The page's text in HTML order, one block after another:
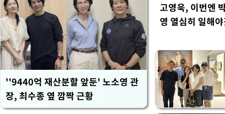
''9440억 재산분할 앞둔' 노소영 관
장, 최수종 옆 깜짝 근황
고영욱, 이번엔
영 열심히 일해